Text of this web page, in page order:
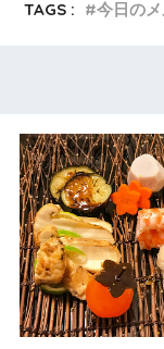
TAGS :
今日の